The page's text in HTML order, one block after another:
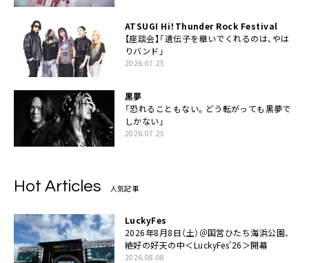
ATSUGI Hi！Thunder Rock Festival
【座談会】「遺伝子を継いでくれるのは、やは
りバンド」
2026.07.25
黒夢
「恐れることもない。どう転がっても黒夢で
しかない」
2026.07.25
Hot Articles 人気記事
LuckyFes
2026年8月8日（土）＠国営ひたち海浜公園、
絶好の好天の中＜LuckyFes’26＞開幕
2026.08.08